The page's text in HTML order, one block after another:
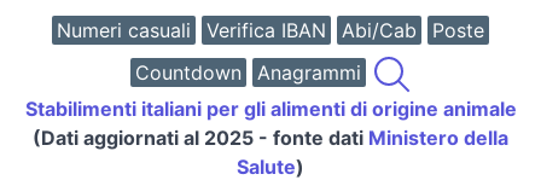
Numeri casuali Verifica IBAN Abi/Cab
Poste
Countdown
Anagrammi
Stabilimenti italiani per gli alimenti di origine animale
(Dati aggiornati al 2025 - fonte dati Ministero della
Salute)